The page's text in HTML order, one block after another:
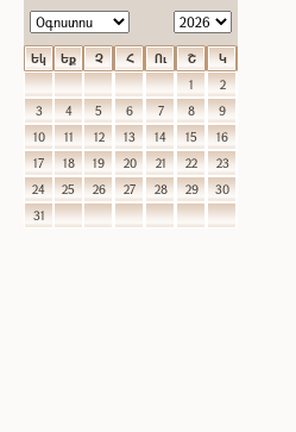
Եկ Եք Չ Հ Ու Շ
Կ
1
2
3
4 5 6 7 8
9
10
11 12 13 14 15
16
17
18 19 20 21 22
23
24
25 26 27 28 29
30
31